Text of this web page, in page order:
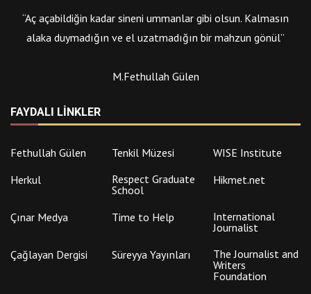
“Aç açabildiğin kadar sineni ummanlar gibi olsun. Kalmasın
alaka duymadığın ve el uzatmadığın bir mahzun gönül”
M.Fethullah Gülen
FAYDALI LINKLER
Fethullah Gülen Tenkil Müzesi
WISE Institute
Herkul
Respect Graduate
School
Hikmet.net
Çınar Medya Time to Help
International
Journalist
Çağlayan Dergisi
Süreyya Yayınları
The Journalist and
Writers
Foundation